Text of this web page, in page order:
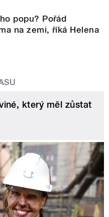
popu? Pořád
na zemi, říká Helena
který měl zůstat